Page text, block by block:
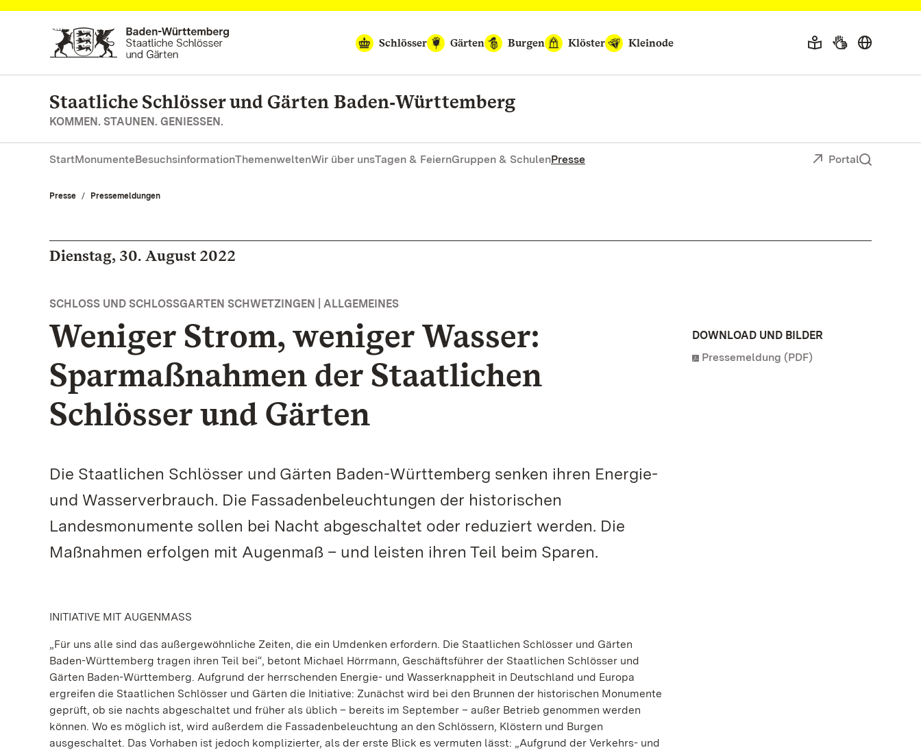
Zum Hauptinhalt springen
Schlösser
Gärten Burgen Klöster Kleinode
Staatliche Schlösser und Gärten Baden‑Württemberg
KOMMEN. STAUNEN. GENIESSEN.
StartMonumenteBesuchsinformationThemenweltenWir über unsTagen & FeiernGruppen & SchulenPresse Portal
Presse Pressemeldungen
Dienstag, 30. August 2022
SCHLOSS UND SCHLOSSGARTEN SCHWETZINGEN | ALLGEMEINES
Weniger Strom, weniger Wasser:
Sparmaßnahmen der Staatlichen
Schlösser und Gärten
Die Staatlichen Schlösser und Gärten Baden-Württemberg senken ihren Energie-
und Wasserverbrauch. Die Fassadenbeleuchtungen der historischen
Landesmonumente sollen bei Nacht abgeschaltet oder reduziert werden. Die
Maßnahmen erfolgen mit Augenmaß – und leisten ihren Teil beim Sparen.
INITIATIVE MIT AUGENMASS
„Für uns alle sind das außergewöhnliche Zeiten, die ein Umdenken erfordern. Die Staatlichen Schlösser und Gärten
Baden-Württemberg tragen ihren Teil bei“, betont Michael Hörrmann, Geschäftsführer der Staatlichen Schlösser und
Gärten Baden-Württemberg. Aufgrund der herrschenden Energie- und Wasserknappheit in Deutschland und Europa
ergreifen die Staatlichen Schlösser und Gärten die Initiative: Zunächst wird bei den Brunnen der historischen Monumente
geprüft, ob sie nachts abgeschaltet und früher als üblich – bereits im September – außer Betrieb genommen werden
können. Wo es möglich ist, wird außerdem die Fassadenbeleuchtung an den Schlössern, Klöstern und Burgen
ausgeschaltet. Das Vorhaben ist jedoch komplizierter, als der erste Blick es vermuten lässt: „Aufgrund der Verkehrs- und
DOWNLOAD UND BILDER
Pressemeldung (PDF)